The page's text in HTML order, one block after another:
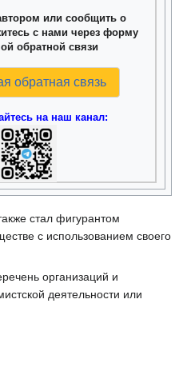
или сообщить о
с нами через форму
обратной связи
обратная связь
на наш канал:
стал фигурантом
с использованием своего
организаций и
деятельности или